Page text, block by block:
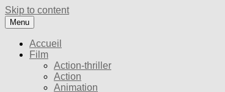
Skip to content
Menu
Accueil
Film
Action-thriller
Action
Animation